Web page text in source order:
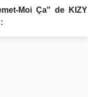
MoiÇa" de KIZY